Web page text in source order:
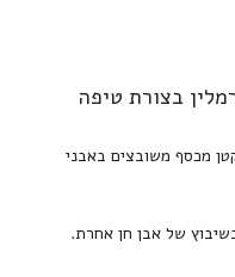
קראט וחלקם הקטן מכסף משובצים באבני